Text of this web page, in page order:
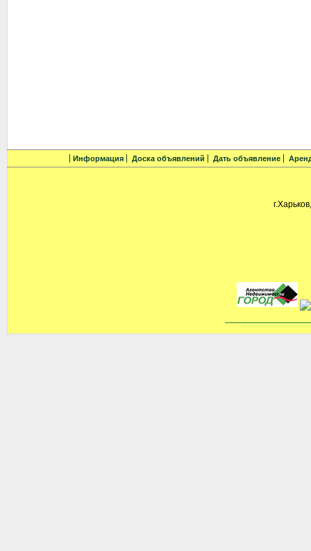
Информация Доска объявлений Дать объявление